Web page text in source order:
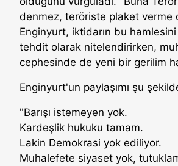
denmez, teröriste plaket verme
Enginyurt, iktidarın bu
tehdit olarak nitelendirirken,
cephesinde de yeni bir gerilim
Enginyurt'un paylaşımı şu
"Barışı istemeyen yok.
Kardeşlik hukuku tamam.
Lakin Demokrasi yok ediliyor.
Muhalefete siyaset yok,